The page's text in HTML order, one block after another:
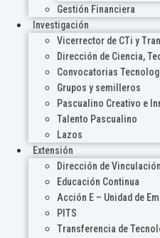
Gestión Financiera
Investigación
Vicerrector de CTi y
Dirección de Ciencia,
Convocatorias
Grupos y semilleros
Pascualino Creativo e
Talento Pascualino
Lazos
Extensión
Dirección de
Educación Continua
Acción E – Unidad de
PITS
Transferencia de